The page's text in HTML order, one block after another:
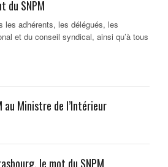
du SNPM
les adhérents, les délégués, les
et du conseil syndical, ainsi qu’à tous
au Ministre de l’Intérieur
le mot du SNPM